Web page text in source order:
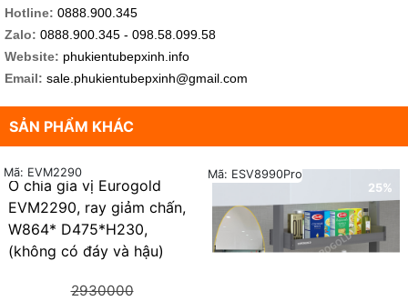
Hotline: 0888.900.345
Zalo: 0888.900.345 - 098.58.099.58
Website: phukientubepxinh.info
Email: sale.phukientubepxinh@gmail.com
SẢN PHẨM KHÁC
Ô chia gia vị Eurogold
EVM2290, ray giảm chấn,
W864* D475*H230,
(không có đáy và hậu)
Mã: EVM2290
2930000
25%
Mã: ESV8990Pro